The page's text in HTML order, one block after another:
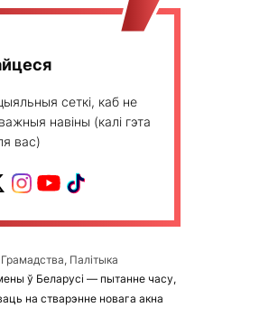
сеткі, каб не
навіны (калі гэта
вас)
Грамадства, Палітыка
ў Беларусі — пытанне часу,
на стварэнне новага акна